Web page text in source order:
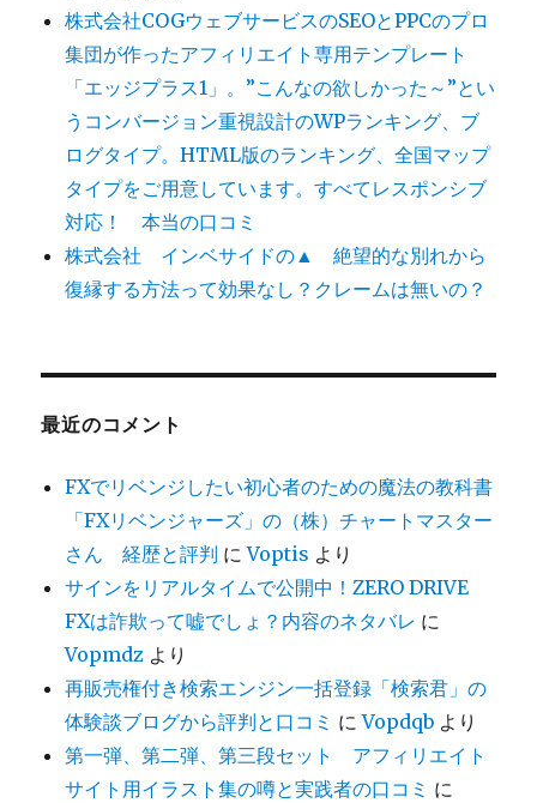
株式会社COGウェブサービスのSEOとPPCのプロ
集団が作ったアフィリエイト専用テンプレート
「エッジプラス1」。”こんなの欲しかった～”とい
うコンバージョン重視設計のWPランキング、ブ
ログタイプ。HTML版のランキング、全国マップ
タイプをご用意しています。すべてレスポンシブ
対応！ 本当の口コミ
株式会社 インベサイドの▲ 絶望的な別れから
復縁する方法って効果なし？クレームは無いの？
最近のコメント
FXでリベンジしたい初心者のための魔法の教科書
「FXリベンジャーズ」の（株）チャートマスター
さん 経歴と評判 にVoptis より
サインをリアルタイムで公開中！ZERO DRIVE
FXは詐欺って嘘でしょ？内容のネタバレ に
Vopmdz より
再販売権付き検索エンジン一括登録「検索君」の
体験談ブログから評判と口コミ にVopdqb より
第一弾、第二弾、第三段セット アフィリエイト
サイト用イラスト集の噂と実践者の口コミ に